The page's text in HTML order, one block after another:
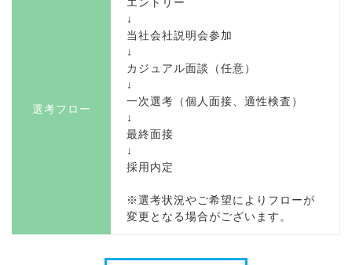
選考フロー
↓
当社会社説明会参加
↓
カジュアル面談（任意）
↓
一次選考（個人面接、適性検査）
↓
最終面接
↓
採用内定
※選考状況やご希望によりフローが
変更となる場合がございます。